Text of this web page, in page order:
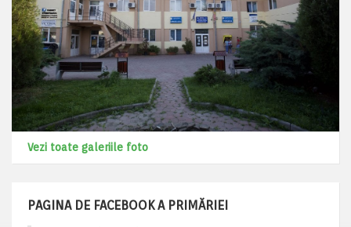
Vezi toate galeriile foto
PAGINA DE FACEBOOK A PRIMĂRIEI